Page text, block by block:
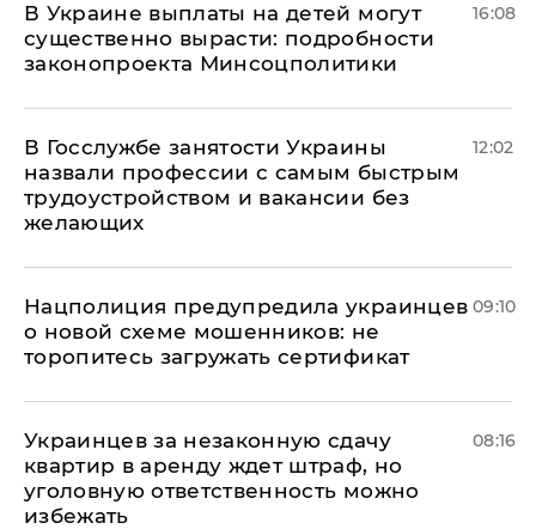
В Украине выплаты на детей могут
существенно вырасти: подробности
законопроекта Минсоцполитики
16:08
В Госслужбе занятости Украины
назвали профессии с самым быстрым
трудоустройством и вакансии без
желающих
12:02
Нацполиция предупредила украинцев
о новой схеме мошенников: не
торопитесь загружать сертификат
09:10
Украинцев за незаконную сдачу
квартир в аренду ждет штраф, но
уголовную ответственность можно
избежать
08:16